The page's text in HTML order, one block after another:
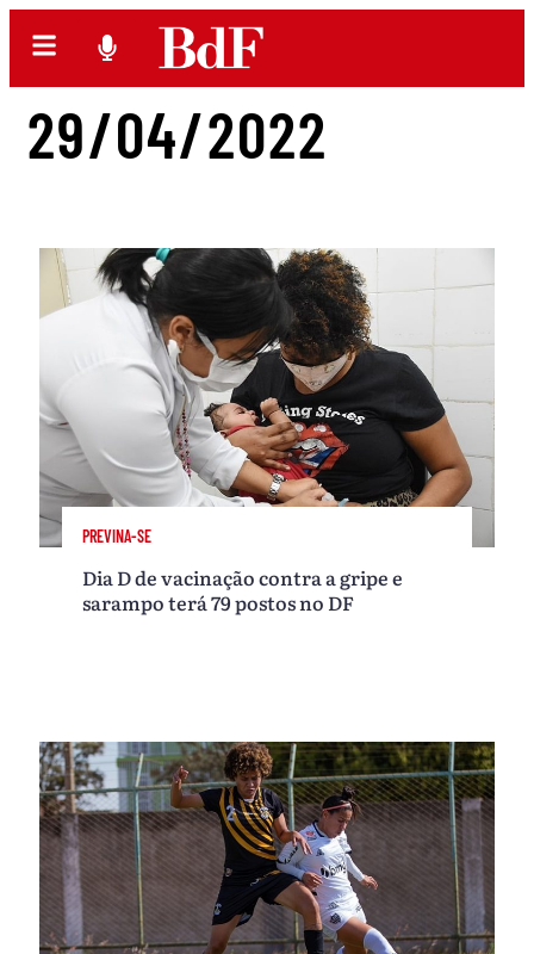
29/04/2022
PREVINA-SE
Dia D de vacinação contra a gripe e
sarampo terá 79 postos no DF